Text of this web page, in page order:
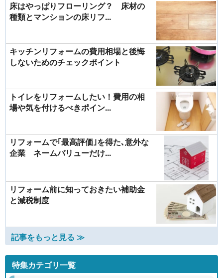
床はやっぱりフローリング？ 床材の
種類とマンションの床リフ...
キッチンリフォームの費用相場と後悔
しないためのチェックポイント
トイレをリフォームしたい！費用の相
場や気を付けるべきポイン...
リフォームで｢最高評価｣を得た､意外な
企業 ネームバリューだけ...
リフォーム前に知っておきたい補助金
と減税制度
記事をもっと見る ≫
特集カテゴリ一覧